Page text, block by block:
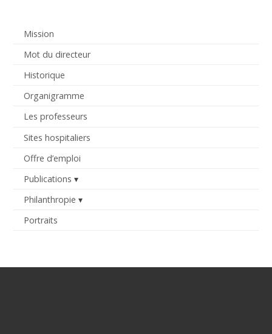
Mission
Mot du directeur
Historique
Organigramme
Les professeurs
Sites hospitaliers
Offre d’emploi
Publications
Philanthropie
Portraits